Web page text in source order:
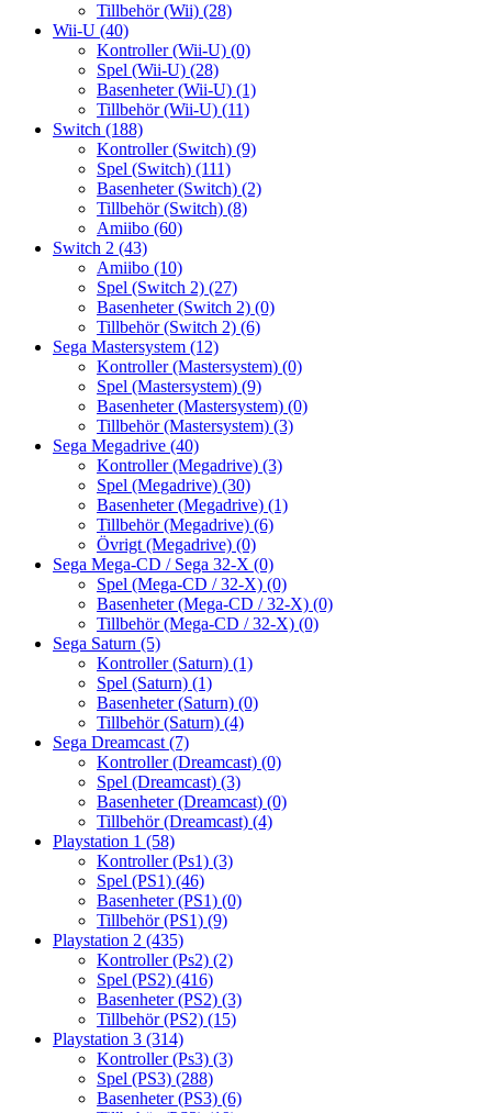
Tillbehör (Wii) (28)
Wii-U (40)
Kontroller (Wii-U) (0)
Spel (Wii-U) (28)
Basenheter (Wii-U) (1)
Tillbehör (Wii-U) (11)
Switch (188)
Kontroller (Switch) (9)
Spel (Switch) (111)
Basenheter (Switch) (2)
Tillbehör (Switch) (8)
Amiibo (60)
Switch 2 (43)
Amiibo (10)
Spel (Switch 2) (27)
Basenheter (Switch 2) (0)
Tillbehör (Switch 2) (6)
Sega Mastersystem (12)
Kontroller (Mastersystem) (0)
Spel (Mastersystem) (9)
Basenheter (Mastersystem) (0)
Tillbehör (Mastersystem) (3)
Sega Megadrive (40)
Kontroller (Megadrive) (3)
Spel (Megadrive) (30)
Basenheter (Megadrive) (1)
Tillbehör (Megadrive) (6)
Övrigt (Megadrive) (0)
Sega Mega-CD / Sega 32-X (0)
Spel (Mega-CD / 32-X) (0)
Basenheter (Mega-CD / 32-X) (0)
Tillbehör (Mega-CD / 32-X) (0)
Sega Saturn (5)
Kontroller (Saturn) (1)
Spel (Saturn) (1)
Basenheter (Saturn) (0)
Tillbehör (Saturn) (4)
Sega Dreamcast (7)
Kontroller (Dreamcast) (0)
Spel (Dreamcast) (3)
Basenheter (Dreamcast) (0)
Tillbehör (Dreamcast) (4)
Playstation 1 (58)
Kontroller (Ps1) (3)
Spel (PS1) (46)
Basenheter (PS1) (0)
Tillbehör (PS1) (9)
Playstation 2 (435)
Kontroller (Ps2) (2)
Spel (PS2) (416)
Basenheter (PS2) (3)
Tillbehör (PS2) (15)
Playstation 3 (314)
Kontroller (Ps3) (3)
Spel (PS3) (288)
Basenheter (PS3) (6)